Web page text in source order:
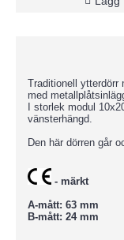
Traditionell ytterdörr
med
I storlek modul
vänsterhängd.
Den här dörren går
- märkt
A-mått: 63 mm
B-mått: 24 mm